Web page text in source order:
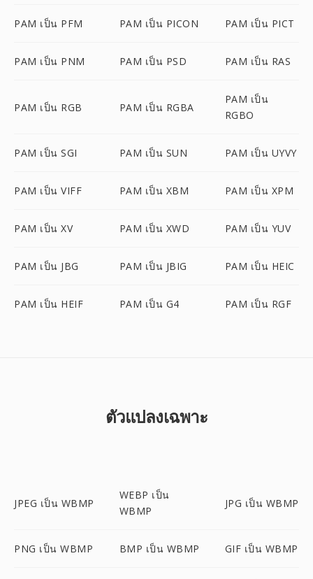
PAM เป็น PFM PAM เป็น PICON PAM เป็น PICT
PAM เป็น PNM PAM เป็น PSD PAM เป็น RAS
PAM เป็น RGB PAM เป็น RGBA
PAM เป็น
RGBO
PAM เป็น SGI PAM เป็น SUN PAM เป็น UYVY
PAM เป็น VIFF PAM เป็น XBM PAM เป็น XPM
PAM เป็น XV PAM เป็น XWD PAM เป็น YUV
PAM เป็น JBG PAM เป็น JBIG PAM เป็น HEIC
PAM เป็น HEIF PAM เป็น G4 PAM เป็น RGF
ตัวแปลงเฉพาะ
JPEG เป็น WBMP
WEBP เป็น
WBMP
JPG เป็น WBMP
PNG เป็น WBMP BMP เป็น WBMP GIF เป็น WBMP